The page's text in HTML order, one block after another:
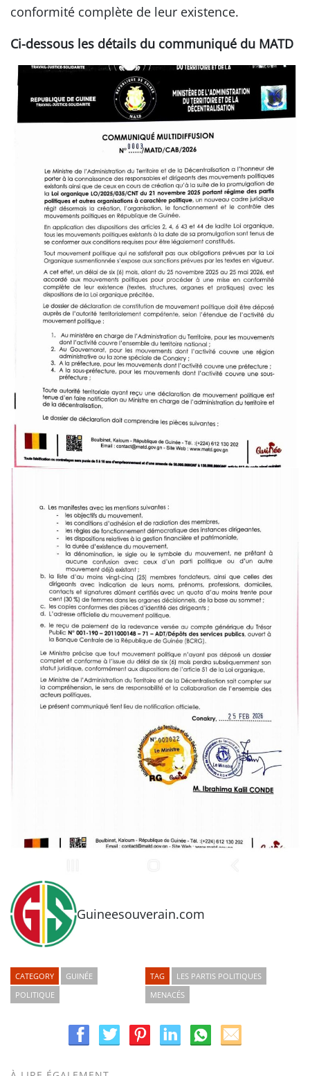
conformité complète de leur existence.
Ci-dessous les détails du communiqué du MATD
Guineesouverain.com
CATEGORY
GUINÉE
POLITIQUE
TAG
LES PARTIS POLITIQUES
MENACÉS